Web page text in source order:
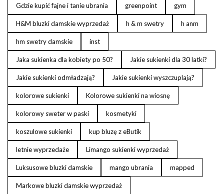
Gdzie kupić fajne i tanie ubrania greenpoint gym
H&M bluzki damskie wyprzedaż h & m swetry h anm
hm swetry damskie inst
Jaka sukienka dla kobiety po 50? Jakie sukienki dla 30 latki?
Jakie sukienki odmładzają? Jakie sukienki wyszczuplają?
kolorowe sukienki Kolorowe sukienki na wiosnę
kolorowy sweter w paski kosmetyki
koszulowe sukienki kup bluzę z eButik
letnie wyprzedaże Limango sukienki wyprzedaż
Luksusowe bluzki damskie mango ubrania mapped
Markowe bluzki damskie wyprzedaż